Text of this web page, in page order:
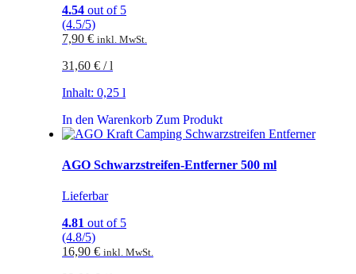
4.54 out of 5
(4.5/5)
7,90 € inkl. MwSt.
31,60 € /l
Inhalt: 0,25 l
In den Warenkorb Zum Produkt
AGO Schwarzstreifen-Entferner 500 ml
Lieferbar
4.81 out of 5
(4.8/5)
16,90 € inkl. MwSt.